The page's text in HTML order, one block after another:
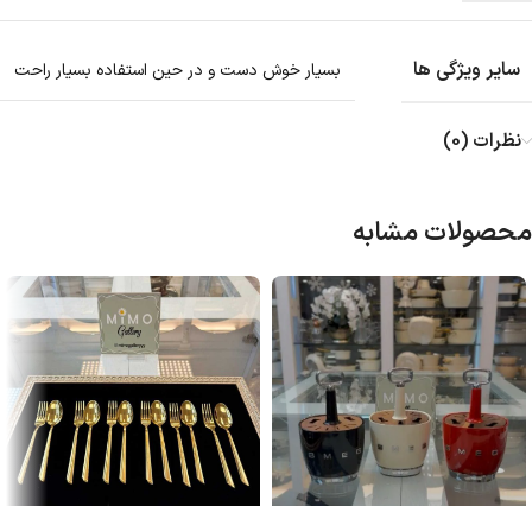
سایر ویژگی ها بسیار خوش دست و در حین استفاده بسیار راحت
نظرات (0)
محصولات مشابه